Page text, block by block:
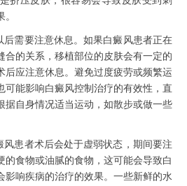
需要注意休息。如果白癜风患者正在
合的关系，移植部位的皮肤会有一定的
后应注意休息。避免过度疲劳或频繁运
可能影响白癜风控制治疗的有效性，直
据自身情况适当运动，如散步或做一些
患者术后会处于虚弱状态，期间要注
的食物或油腻的食物，这可能会导致白
影响疾病的治疗的效果。一些新鲜的水